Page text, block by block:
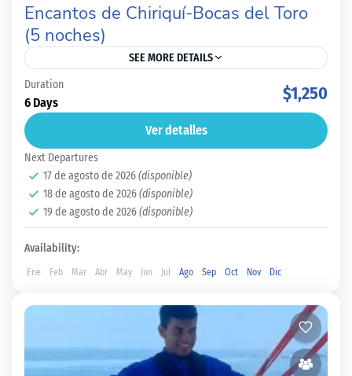
Encantos de Chiriquí-Bocas del Toro
(5 noches)
SEE MORE DETAILS
¡Descubre la belleza de Chiriquí-Bocas del Toro! En el
corazón de Panamá, te espera un paraíso que despierta
todos tus sentidos. Chiriquí-Bocas del Toro son...
Bocas del Toro,Chiriquí
Fácil
2 People
Duration
6 Days $1,250
Ver detalles
Next Departures
17 de agosto de 2026(disponible)
18 de agosto de 2026(disponible)
19 de agosto de 2026(disponible)
Availability:
Ene Feb Mar Abr May Jun Jul Ago Sep Oct Nov Dic